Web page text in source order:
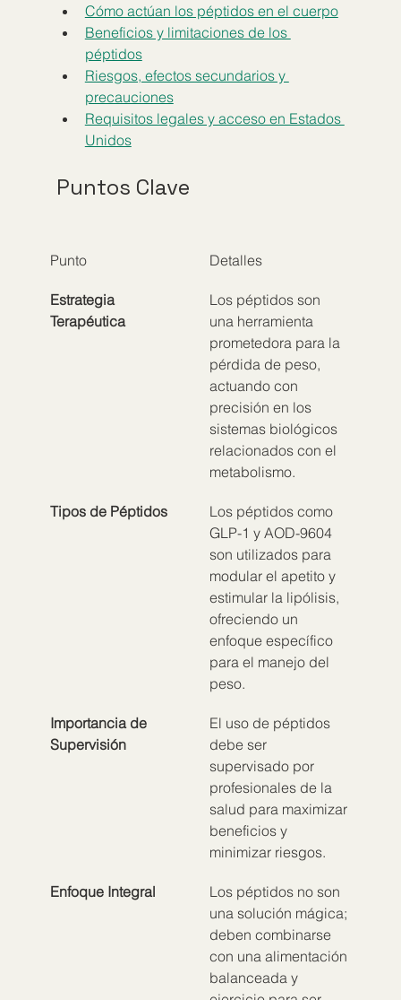
Cómo actúan los péptidos en el cuerpo
Beneficios y limitaciones de los
péptidos
Riesgos, efectos secundarios y
precauciones
Requisitos legales y acceso en Estados
Unidos
Puntos Clave
Punto Detalles
Estrategia
Terapéutica
Los péptidos son
una herramienta
prometedora para la
pérdida de peso,
actuando con
precisión en los
sistemas biológicos
relacionados con el
metabolismo.
Tipos de Péptidos
Los péptidos como
GLP-1 y AOD-9604
son utilizados para
modular el apetito y
estimular la lipólisis,
ofreciendo un
enfoque específico
para el manejo del
peso.
Importancia de
Supervisión
El uso de péptidos
debe ser
supervisado por
profesionales de la
salud para maximizar
beneficios y
minimizar riesgos.
Enfoque Integral
Los péptidos no son
una solución mágica;
deben combinarse
con una alimentación
balanceada y